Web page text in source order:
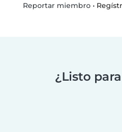
Reportar miembro•
¿Listo